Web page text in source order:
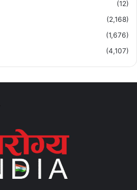
(12)
(2,168)
(1,676)
(4,107)